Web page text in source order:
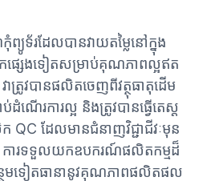
រដែលបានវាយតម្លៃនៅក្នុង
ផ្សេងទៀតសម្រាប់គុណភាពល្អឥត
ាត្រូវបានផលិតចេញពីវត្ថុធាតុដើម
ើរការល្អ និងត្រូវបានធ្វើតេស្ត
ដែលមានជំនាញវិជ្ជាជីវៈមុន
ការទទួលយកឧបករណ៍ផលិតកម្មដ៏
ន្ថែមទៀតធានានូវគុណភាពផលិតផល